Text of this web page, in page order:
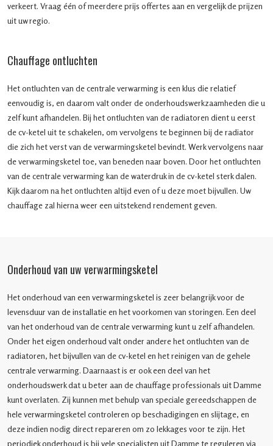
verkeert. Vraag één of meerdere prijs offertes aan en vergelijk de prijzen
uit uw regio.
Chauffage ontluchten
Het ontluchten van de centrale verwarming is een klus die relatief
eenvoudig is, en daarom valt onder de onderhoudswerkzaamheden die u
zelf kunt afhandelen. Bij het ontluchten van de radiatoren dient u eerst
de cv-ketel uit te schakelen, om vervolgens te beginnen bij de radiator
die zich het verst van de verwarmingsketel bevindt. Werk vervolgens naar
de verwarmingsketel toe, van beneden naar boven. Door het ontluchten
van de centrale verwarming kan de waterdruk in de cv-ketel sterk dalen.
Kijk daarom na het ontluchten altijd even of u deze moet bijvullen. Uw
chauffage zal hierna weer een uitstekend rendement geven.
Onderhoud van uw verwarmingsketel
Het onderhoud van een verwarmingsketel is zeer belangrijk voor de
levensduur van de installatie en het voorkomen van storingen. Een deel
van het onderhoud van de centrale verwarming kunt u zelf afhandelen.
Onder het eigen onderhoud valt onder andere het ontluchten van de
radiatoren, het bijvullen van de cv-ketel en het reinigen van de gehele
centrale verwarming. Daarnaast is er ook een deel van het
onderhoudswerk dat u beter aan de chauffage professionals uit Damme
kunt overlaten. Zij kunnen met behulp van speciale gereedschappen de
hele verwarmingsketel controleren op beschadigingen en slijtage, en
deze indien nodig direct repareren om zo lekkages voor te zijn. Het
periodiek onderhoud is bij vele specialisten uit Damme te reguleren via